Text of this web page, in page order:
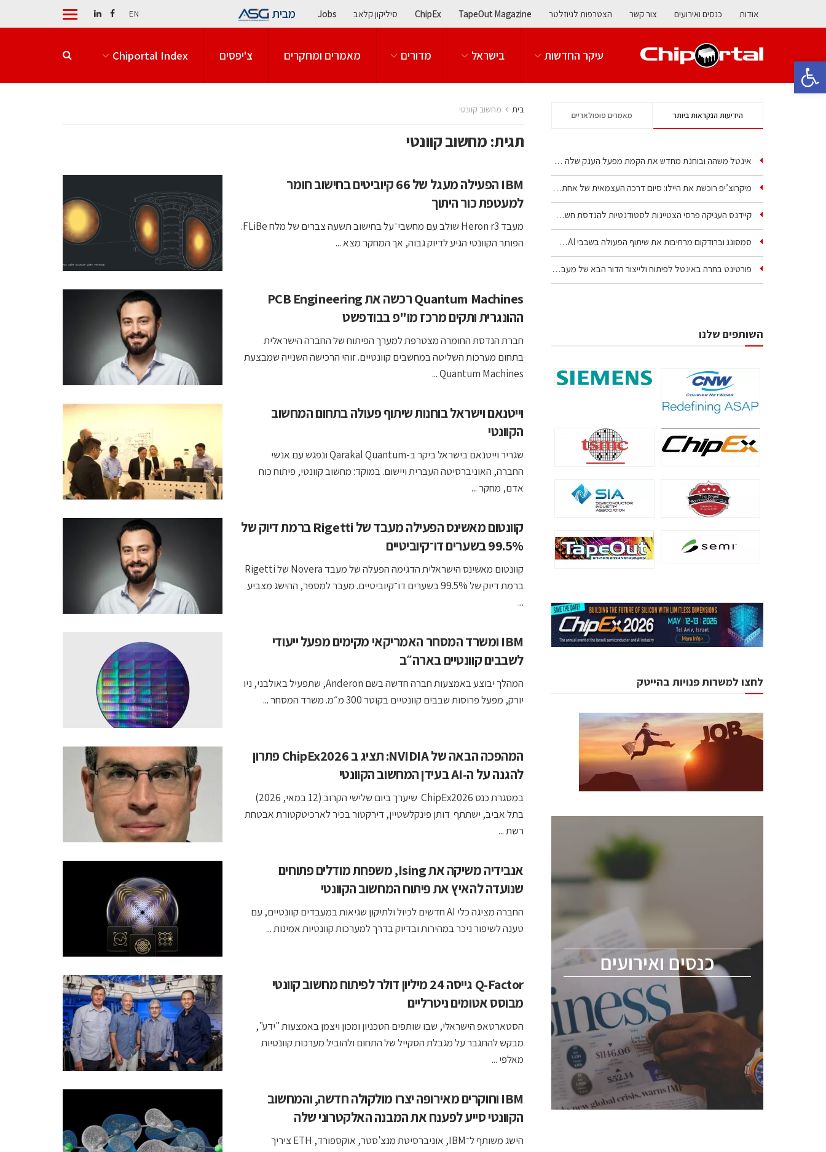
פתח סרגל נגישות
אודות כנסים ואירועים צור קשר הצטרפות לניוזלטר TapeOut Magazine
ChipEx סיליקון קלאב Jobs מבית EN
עיקר החדשות בישראל מדורים מאמרים ומחקרים צ'יפסים Chiportal Index
בית מחשוב קוונטי
תגית: מחשוב קוונטי
IBM הפעילה מעגל של 66 קיוביטים בחישוב חומר
למעטפת כור היתוך
מעבד Heron r3 שולב עם מחשבי־על בחישוב תשעה צברים של מלח FLiBe.
הפותר הקוונטי הגיע לדיוק גבוה, אך המחקר מצא ...
Quantum Machines רכשה את PCB Engineering
ההונגרית ותקים מרכז מו"פ בבודפשט
חברת הנדסת החומרה מצטרפת למערך הפיתוח של החברה הישראלית
בתחום מערכות השליטה במחשבים קוונטיים. זוהי הרכישה השנייה שמבצעת
Quantum Machines ...
וייטנאם וישראל בוחנות שיתוף פעולה בתחום המחשוב
הקוונטי
שגריר וייטנאם בישראל ביקר ב-Qarakal Quantum ונפגש עם אנשי
החברה, האוניברסיטה העברית ויישום. במוקד: מחשוב קוונטי, פיתוח כוח
אדם, מחקר ...
קוונטום מאשינס הפעילה מעבד של Rigetti ברמת דיוק של
99.5% בשערים דו־קיוביטיים
קוונטום מאשינס הישראלית הדגימה הפעלה של מעבד Novera של Rigetti
ברמת דיוק של 99.5% בשערים דו־קיוביטיים. מעבר למספר, ההישג מצביע
...
IBM ומשרד המסחר האמריקאי מקימים מפעל ייעודי
לשבבים קוונטיים בארה״ב
המהלך יבוצע באמצעות חברה חדשה בשם Anderon, שתפעיל באולבני, ניו
יורק, מפעל פרוסות שבבים קוונטיים בקוטר 300 מ״מ. משרד המסחר ...
המהפכה הבאה של NVIDIA: תציג ב ChipEx2026 פתרון
להגנה על ה-AI בעידן המחשוב הקוונטי
במסגרת כנס ChipEx2026 שיערך ביום שלישי הקרוב (12 במאי, 2026)
בתל אביב, ישתתף דותן פינקלשטיין, דירקטור בכיר לארכיטקטורת אבטחת
רשת ...
אנבידיה משיקה את Ising, משפחת מודלים פתוחים
שנועדה להאיץ את פיתוח המחשוב הקוונטי
החברה מציגה כלי AI חדשים לכיול ולתיקון שגיאות במעבדים קוונטיים, עם
טענה לשיפור ניכר במהירות ובדיוק בדרך למערכות קוונטיות אמינות ...
Q-Factor גייסה 24 מיליון דולר לפיתוח מחשוב קוונטי
מבוסס אטומים ניטרליים
הסטארטאפ הישראלי, שבו שותפים הטכניון ומכון ויצמן באמצעות "ידע",
מבקש להתגבר על מגבלת הסקייל של התחום ולהוביל מערכות קוונטיות
מאלפי ...
IBM וחוקרים מאירופה יצרו מולקולה חדשה, והמחשוב
הקוונטי סייע לפענח את המבנה האלקטרוני שלה
הישג משותף ל־IBM, אוניברסיטת מנצ'סטר, אוקספורד, ETH ציריך
הידיעות הנקראות ביותר מאמרים פופולאריים
אינטל משהה ובוחנת מחדש את הקמת מפעל הענק שלה בקריית גת
מיקרוצ’יפ רוכשת את היילו: סיום דרכה העצמאית של אחת…
קיידנס העניקה פרסי הצטיינות לסטודנטיות להנדסת חשמל ופיזיקה
סמסונג וברודקום מרחיבות את שיתוף הפעולה בשבבי AI…
פורטינט בחרה באינטל לפיתוח ולייצור הדור הבא של מעבדי…
השותפים שלנו
לחצו למשרות פנויות בהייטק
כנסים ואירועים
כנסים ואירועים
הסמיקונדקטור כולל מהנדסים, מומחים מקצועיים
ChipEx2026 will be held on May 12-13,
2026. The conference is intended for
everyone involved in the semiconductor
industry, including engineers, professional
experts, and senior executives.
לחץ לפרטים